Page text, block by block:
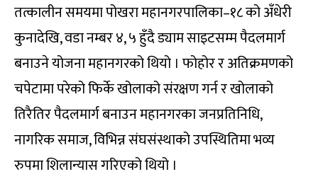
तत्कालीन समयमा पोखरा महानगरपालिका–१८ को अँधेरी
कुनादेखि, वडा नम्बर ४, ५ हुँदै ड्याम साइटसम्म पैदलमार्ग
बनाउने योजना महानगरको थियो । फोहोर र अतिक्रमणको
चपेटामा परेको फिर्के खोलाको संरक्षण गर्न र खोलाको
तिरैतिर पैदलमार्ग बनाउन महानगरका जनप्रतिनिधि,
नागरिक समाज, विभिन्न संघसंस्थाको उपस्थितिमा भव्य
रुपमा शिलान्यास गरिएको थियो ।